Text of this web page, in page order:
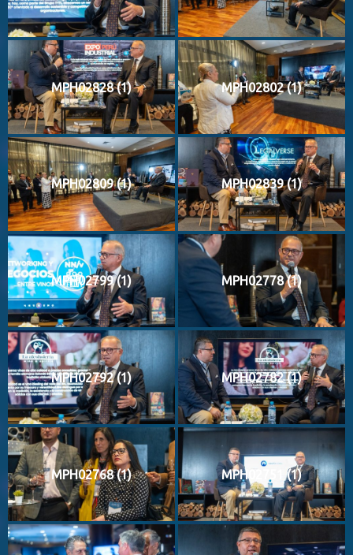
MPH02828 (1) MPH02802 (1)
MPH02809 (1) MPH02839 (1)
MPH02799 (1) MPH02778 (1)
MPH02792 (1) MPH02782 (1)
MPH02768 (1) MPH02751 (1)